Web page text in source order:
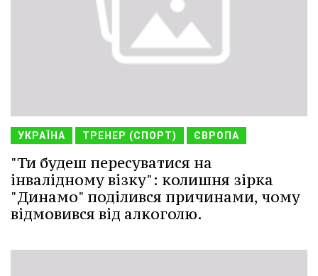
УКРАЇНА ТРЕНЕР (СПОРТ) ЄВРОПА
"Ти будеш пересуватися на
інвалідному візку": колишня зірка
"Динамо" поділився причинами, чому
відмовився від алкоголю.